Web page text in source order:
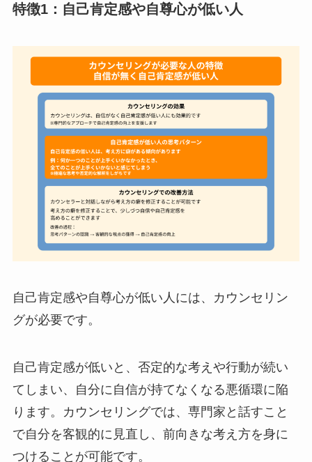
特徴1：自己肯定感や自尊心が低い人
自己肯定感や自尊心が低い人には、カウンセリン
グが必要です。
自己肯定感が低いと、否定的な考えや行動が続い
てしまい、自分に自信が持てなくなる悪循環に陥
ります。カウンセリングでは、専門家と話すこと
で自分を客観的に見直し、前向きな考え方を身に
つけることが可能です。